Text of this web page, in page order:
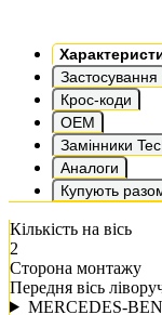
Застосування
Крос-коди
OEM
Замінники
Аналоги
Купують
Кількість на вісь
2
Сторона монтажу
Передня вісь
MERCEDES-